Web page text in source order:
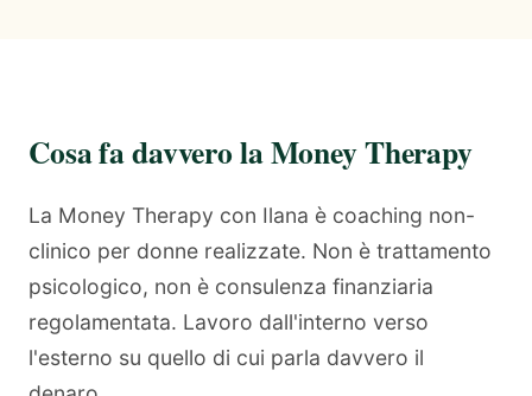
Cosa fa davvero la Money Therapy
La Money Therapy con Ilana è coaching non-
clinico per donne realizzate. Non è trattamento
psicologico, non è consulenza finanziaria
regolamentata. Lavoro dall'interno verso
l'esterno su quello di cui parla davvero il